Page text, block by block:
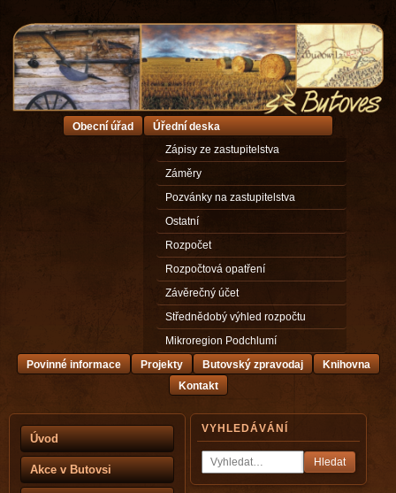
Úvod
Akce v Butovsi
VYHLEDÁVÁNÍ
Hledat
Obecní úřad
Úřední deska
Zápisy ze zastupitelstva
Záměry
Pozvánky na zastupitelstva
Ostatní
Rozpočet
Rozpočtová opatření
Závěrečný účet
Střednědobý výhled rozpočtu
Mikroregion Podchlumí
Povinné informace
Projekty Butovský zpravodaj
Knihovna
Kontakt